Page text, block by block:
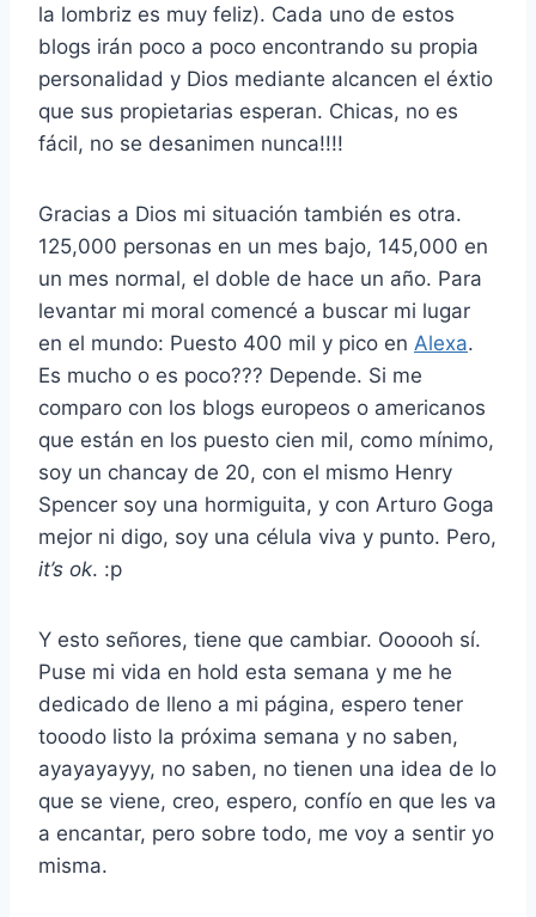
la lombriz es muy feliz). Cada uno de estos
blogs irán poco a poco encontrando su propia
personalidad y Dios mediante alcancen el éxtio
que sus propietarias esperan. Chicas, no es
fácil, no se desanimen nunca!!!!
Gracias a Dios mi situación también es otra.
125,000 personas en un mes bajo, 145,000 en
un mes normal, el doble de hace un año. Para
levantar mi moral comencé a buscar mi lugar
en el mundo: Puesto 400 mil y pico en Alexa.
Es mucho o es poco??? Depende. Si me
comparo con los blogs europeos o americanos
que están en los puesto cien mil, como mínimo,
soy un chancay de 20, con el mismo Henry
Spencer soy una hormiguita, y con Arturo Goga
mejor ni digo, soy una célula viva y punto. Pero,
it’s ok. :p
Y esto señores, tiene que cambiar. Oooooh sí.
Puse mi vida en hold esta semana y me he
dedicado de lleno a mi página, espero tener
tooodo listo la próxima semana y no saben,
ayayayayyy, no saben, no tienen una idea de lo
que se viene, creo, espero, confío en que les va
a encantar, pero sobre todo, me voy a sentir yo
misma.